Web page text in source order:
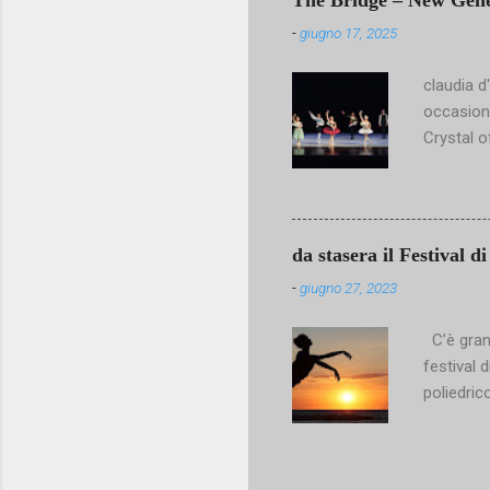
artistico
all’
Nove...
-giugno 17, 2025
claudia
Crystal
Marlon
poetica
con
da stasera il Festival
-giugno 27, 2023
C’è
festival
scena